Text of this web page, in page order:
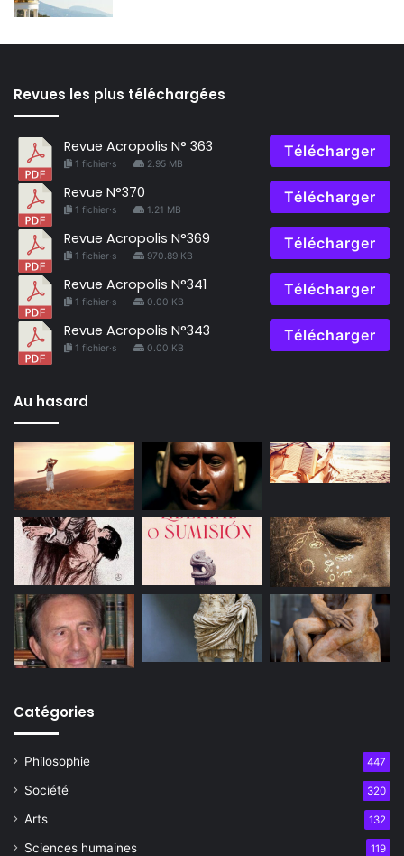
Revues les plus téléchargées
Revue Acropolis N° 363
1 fichier·s 2.95 MB
Télécharger
Revue N°370
1 fichier·s 1.21 MB
Télécharger
Revue Acropolis N°369
1 fichier·s 970.89 KB
Télécharger
Revue Acropolis N°341
1 fichier·s 0.00 KB
Télécharger
Revue Acropolis N°343
1 fichier·s 0.00 KB
Télécharger
Au hasard
Catégories
Philosophie 447
Société 320
Arts 132
Sciences humaines 119